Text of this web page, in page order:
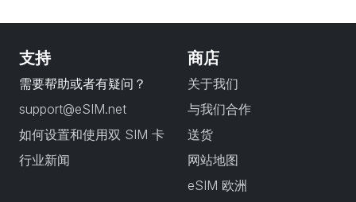
支持
需要帮助或者有疑问？
support@eSIM.net
如何设置和使用双 SIM 卡
行业新闻
商店
关于我们
与我们合作
送货
网站地图
eSIM 欧洲